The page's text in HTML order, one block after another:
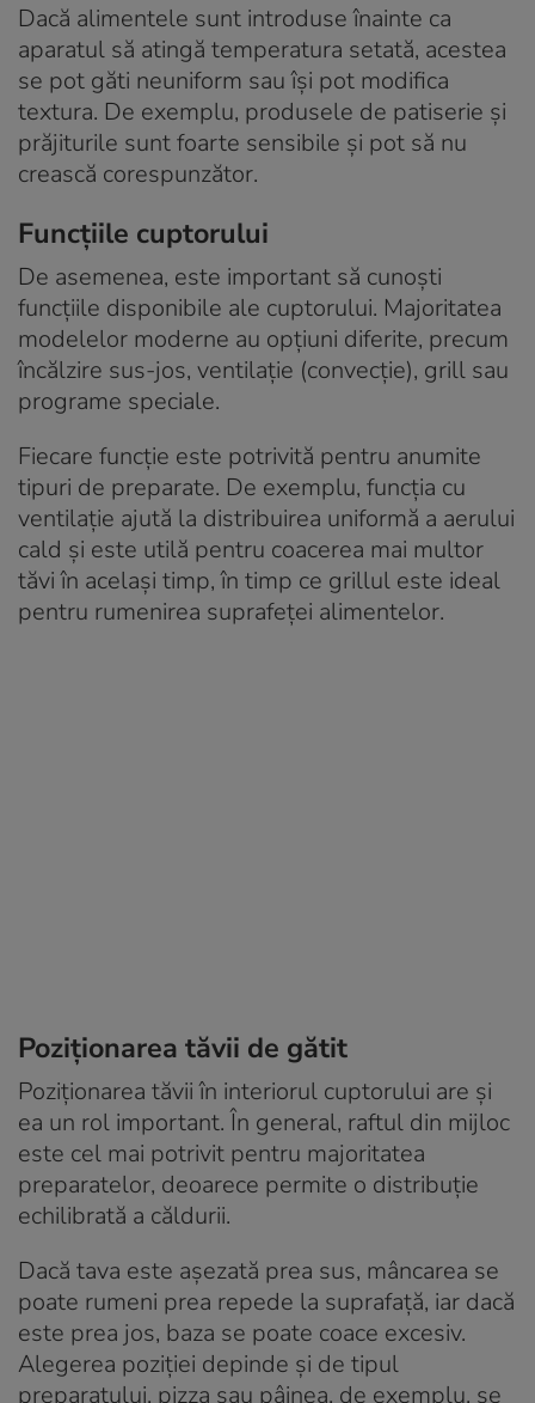
Dacă alimentele sunt introduse înainte ca
aparatul să atingă temperatura setată, acestea
se pot găti neuniform sau își pot modifica
textura. De exemplu, produsele de patiserie și
prăjiturile sunt foarte sensibile și pot să nu
crească corespunzător.
Funcțiile cuptorului
De asemenea, este important să cunoști
funcțiile disponibile ale cuptorului. Majoritatea
modelelor moderne au opțiuni diferite, precum
încălzire sus-jos, ventilație (convecție), grill sau
programe speciale.
Fiecare funcție este potrivită pentru anumite
tipuri de preparate. De exemplu, funcția cu
ventilație ajută la distribuirea uniformă a aerului
cald și este utilă pentru coacerea mai multor
tăvi în același timp, în timp ce grillul este ideal
pentru rumenirea suprafeței alimentelor.
Poziționarea tăvii de gătit
Poziționarea tăvii în interiorul cuptorului are și
ea un rol important. În general, raftul din mijloc
este cel mai potrivit pentru majoritatea
preparatelor, deoarece permite o distribuție
echilibrată a căldurii.
Dacă tava este așezată prea sus, mâncarea se
poate rumeni prea repede la suprafață, iar dacă
este prea jos, baza se poate coace excesiv.
Alegerea poziției depinde și de tipul
preparatului, pizza sau pâinea, de exemplu, se